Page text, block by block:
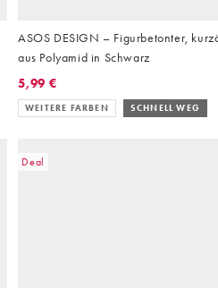
ASOS DESIGN – Figurbetonter,
aus Polyamid in Schwarz
5,99 €
WEITERE FARBEN SCHNELL WEG
Deal